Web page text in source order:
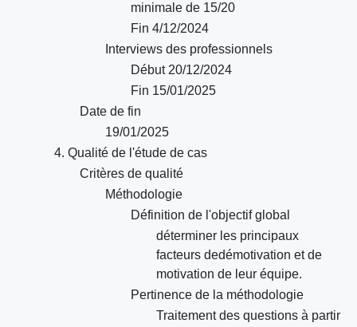
minimale de 15/20
Fin 4/12/2024
Interviews des professionnels
Début 20/12/2024
Fin 15/01/2025
Date de fin
19/01/2025
4. Qualité de l'étude de cas
Critères de qualité
Méthodologie
Définition de l'objectif global
déterminer les principaux
facteurs dedémotivation et de
motivation de leur équipe.
Pertinence de la méthodologie
Traitement des questions à partir